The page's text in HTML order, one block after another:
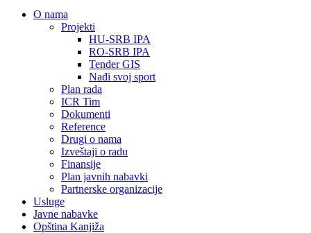
О nama
Projekti
HU-SRB IPA
RO-SRB IPA
Tender GIS
Nađi svoj sport
Plan rada
ICR Tim
Dokumenti
Reference
Drugi o nama
Izveštaji o radu
Finansije
Plan javnih nabavki
Partnerske organizacije
Usluge
Javne nabavke
Opština Kanjiža